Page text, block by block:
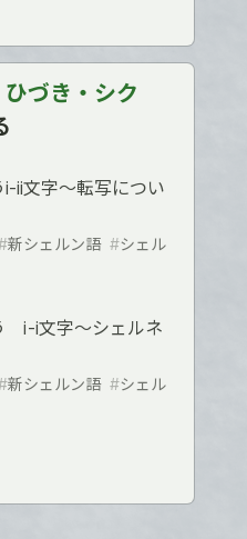
づき・シク
ii文字〜転写につい
新シェルン語 #シェル
ⅰ-i文字〜シェルネ
新シェルン語 #シェル